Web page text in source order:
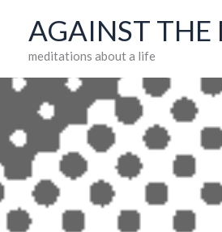
content
AGAINST THE
meditations about a life